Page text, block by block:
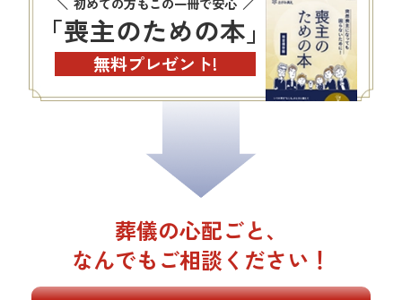
「喪主のための本」
無料プレゼント!
葬儀の心配ごと、
なんでもご相談ください！